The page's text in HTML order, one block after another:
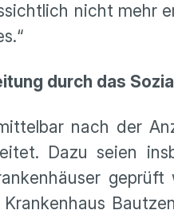
nicht mehr
durch das
nach der
Dazu seien